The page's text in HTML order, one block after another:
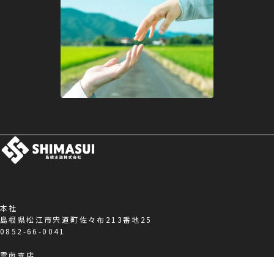
本社
島根県松江市宍道町佐々布213番地25
0852-66-0041
雲南支店